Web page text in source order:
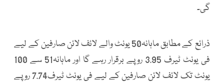
گی۔
ذرائع کے مطابق ماہانہ50 یونٹ والے لائف لائن صارفین کے لیے
فی یونٹ ٹیرف 3.95 روپے برقرار رہے گا اور ماہانہ51 سے 100
یونٹ تک لائف لائن صارفین کے لیے فی یونٹ ٹیرف7.74 روپے